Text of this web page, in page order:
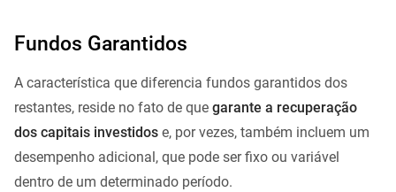
Fundos Garantidos
A característica que diferencia fundos garantidos dos
restantes, reside no fato de que garante a recuperação
dos capitais investidos e, por vezes, também incluem um
desempenho adicional, que pode ser fixo ou variável
dentro de um determinado período.